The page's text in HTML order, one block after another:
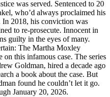
was served. Sentenced to 20
who’d always proclaimed his
2018, his conviction was
to re-prosecute. Innocent in
guilty in the eyes of many.
The Martha Moxley
this infamous case. The series
Goldman, hired a decade ago
a book about the case. But
found he couldn’t let it go.
January 20, 2026.